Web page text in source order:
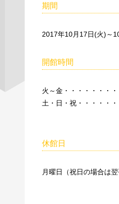
期間
2017年10月17日(火)～
開館時間
火～金・・・・・・・
土・日・祝・・・・・
休館日
月曜日（祝日の場合は翌